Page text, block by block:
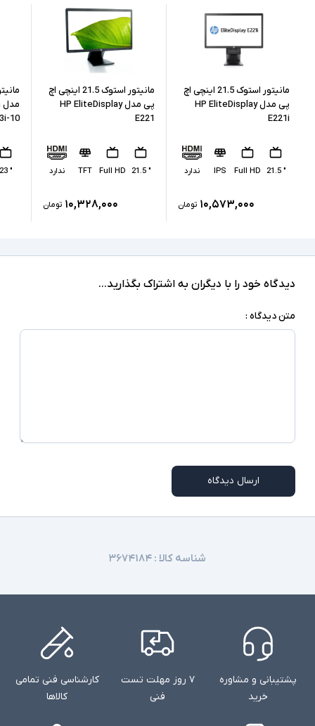
توضیحات تکمیلی
ممکن است پایه دستگاه با تصاویر مغایرت داشته
مانیتور استوک 21.5 اینچی اچ
پی مدل HP EliteDisplay
E221i
" 21.5
Full HD
IPS ندارد
۱۰,۵۷۳,۰۰۰ تومان
مانیتور استوک 21.5 اینچی اچ
پی مدل HP EliteDisplay
E221
" 21.5
Full HD
TFT ندارد
۱۰,۳۲۸,۰۰۰ تومان
10
" 23
دیدگاه خود را با دیگران به اشتراک بگذارید...
متن دیدگاه :
ارسال دیدگاه
شناسه کالا : ۳۶۷۴۱۸۴
پشتیبانی و مشاوره
خرید
۷ روز مهلت تست
فنی
کارشناسی فنی تمامی
کالاها